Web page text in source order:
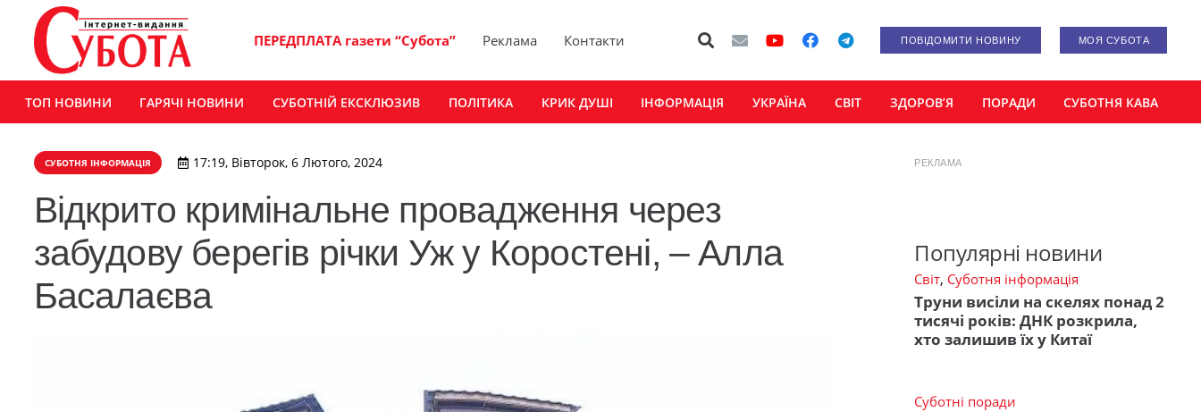
ПЕРЕДПЛАТА газети “Субота” Реклама Контакти ПОВІДОМИТИ НОВИНУ МОЯ СУБОТА
ТОП НОВИНИ ГАРЯЧІ НОВИНИ СУБОТНІЙ ЕКСКЛЮЗИВ ПОЛІТИКА КРИК ДУШІ ІНФОРМАЦІЯ УКРАЇНА СВІТ ЗДОРОВ’Я ПОРАДИ СУБОТНЯ КАВА
СУБОТНЯ ІНФОРМАЦІЯ 17:19, Вівторок, 6 Лютого, 2024
Відкрито кримінальне провадження через
забудову берегів річки Уж у Коростені, – Алла
Басалаєва
РЕКЛАМА
Популярні новини
Світ, Суботня інформація
Труни висіли на скелях понад 2
тисячі років: ДНК розкрила,
хто залишив їх у Китаї
Суботні поради